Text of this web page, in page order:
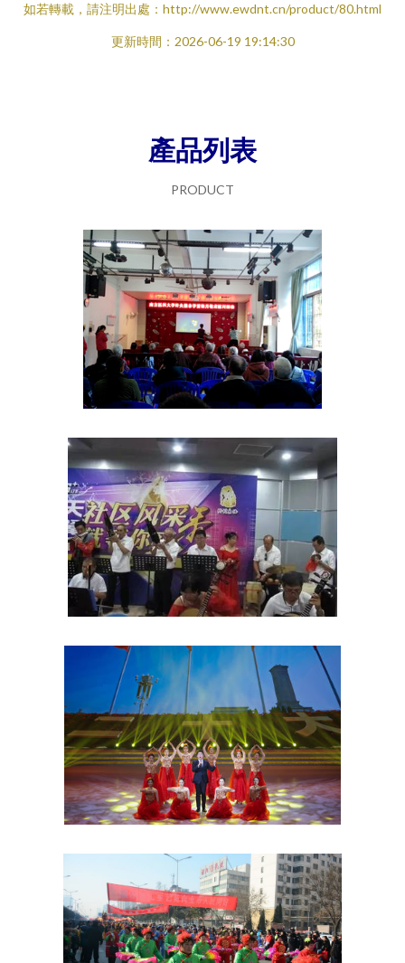
如若轉載，請注明出處：http://www.ewdnt.cn/product/80.html
更新時間：2026-06-19 19:14:30
產品列表
PRODUCT